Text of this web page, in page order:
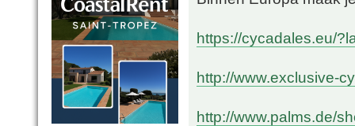
https://cycadales.eu/
http://www.exclusive-
http://www.palms.de/